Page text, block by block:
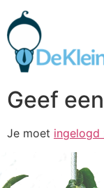
Geef
Je moet ingelogd